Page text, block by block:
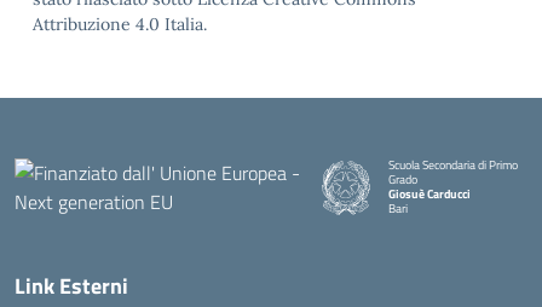
Attribuzione 4.0 Italia.
Scuola Secondaria di Primo
Grado
Giosuè Carducci
Bari
Link Esterni